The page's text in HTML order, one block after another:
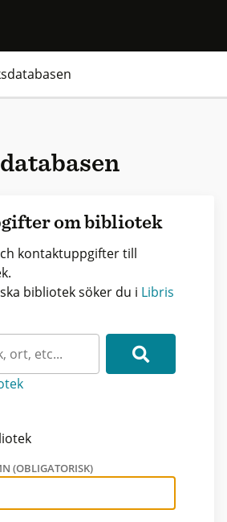
om bibliotek
kontaktuppgifter till
bibliotek söker du i Libris
(OBLIGATORISK)